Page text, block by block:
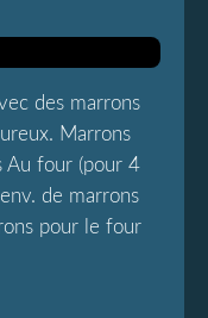
des marrons
Marrons
Au four (pour 4
de marrons
pour le four